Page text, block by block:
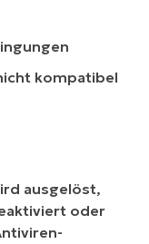
kompatibel
ausgelöst,
oder